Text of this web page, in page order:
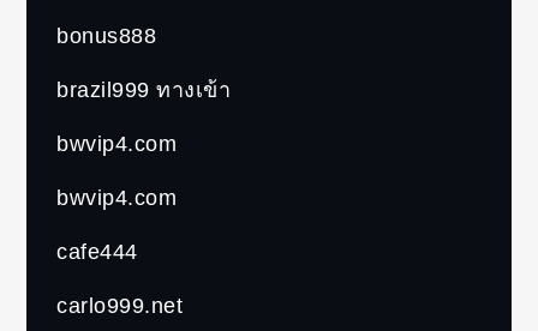
bonus888
brazil999 ทางเข้า
bwvip4.com
bwvip4.com
cafe444
carlo999.net